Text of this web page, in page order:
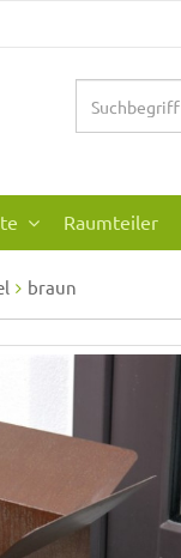
Raumteiler
braun